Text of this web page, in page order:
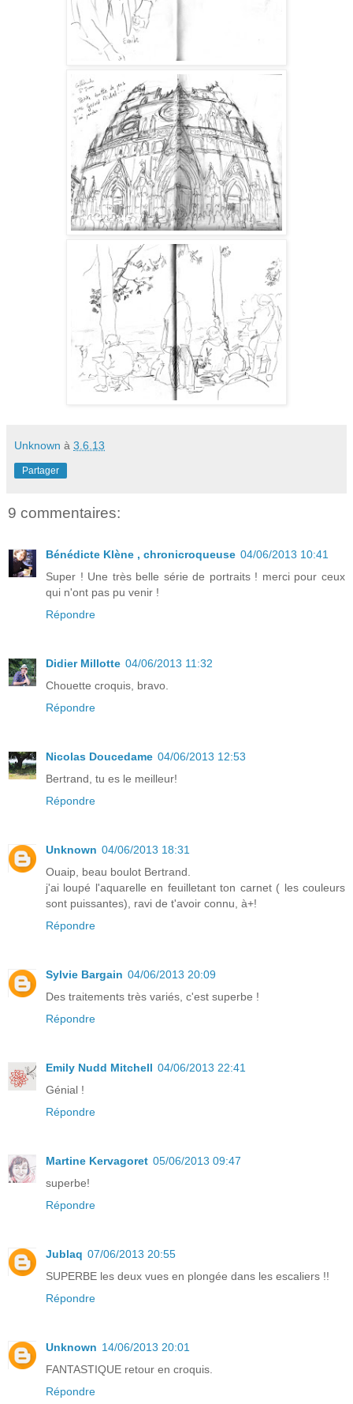
Unknown à 3.6.13
Partager
9 commentaires:
Bénédicte Klène , chronicroqueuse 04/06/2013 10:41
Super ! Une très belle série de portraits ! merci pour ceux
qui n'ont pas pu venir !
Répondre
Didier Millotte 04/06/2013 11:32
Chouette croquis, bravo.
Répondre
Nicolas Doucedame 04/06/2013 12:53
Bertrand, tu es le meilleur!
Répondre
Unknown 04/06/2013 18:31
Ouaip, beau boulot Bertrand.
j'ai loupé l'aquarelle en feuilletant ton carnet ( les couleurs
sont puissantes), ravi de t'avoir connu, à+!
Répondre
Sylvie Bargain 04/06/2013 20:09
Des traitements très variés, c'est superbe !
Répondre
Emily Nudd Mitchell 04/06/2013 22:41
Génial !
Répondre
Martine Kervagoret 05/06/2013 09:47
superbe!
Répondre
Jublaq 07/06/2013 20:55
SUPERBE les deux vues en plongée dans les escaliers !!
Répondre
Unknown 14/06/2013 20:01
FANTASTIQUE retour en croquis.
Répondre